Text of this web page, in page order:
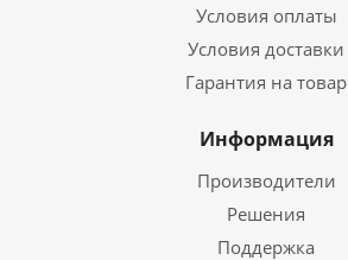
Условия оплаты
Условия доставки
Гарантия на товар
Информация
Производители
Решения
Поддержка